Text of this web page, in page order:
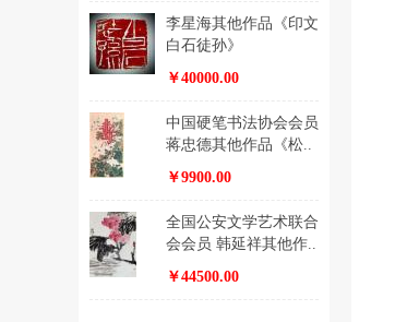
李星海其他作品《印文
白石徒孙》
￥40000.00
中国硬笔书法协会会员
蒋忠德其他作品《松..
￥9900.00
全国公安文学艺术联合
会会员 韩延祥其他作..
￥44500.00